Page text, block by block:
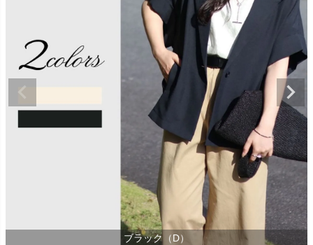
ブラック（D）